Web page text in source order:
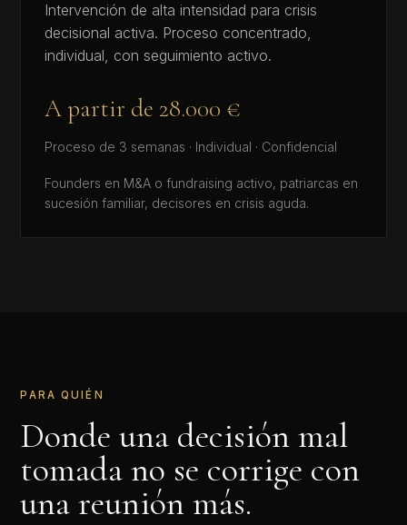
Intervención de alta intensidad para crisis
decisional activa. Proceso concentrado,
individual, con seguimiento activo.
A partir de 28.000 €
Proceso de 3 semanas · Individual · Confidencial
Founders en M&A o fundraising activo, patriarcas en
sucesión familiar, decisores en crisis aguda.
PARA QUIÉN
Donde una decisión mal
tomada no se corrige con
una reunión más.